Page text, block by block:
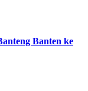
Banten ke